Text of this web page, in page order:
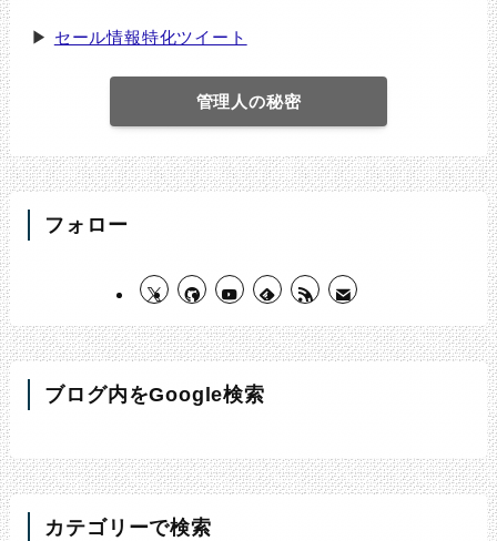
▶ セール情報特化ツイート
管理人の秘密
フォロー
ブログ内をGoogle検索
カテゴリーで検索